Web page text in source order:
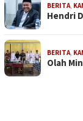
BERITA,
Hendri
BERITA,
Olah